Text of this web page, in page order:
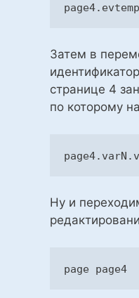
page4.evtemp
Затем в
странице 4
по которому
page4.varN
Ну и
page page4